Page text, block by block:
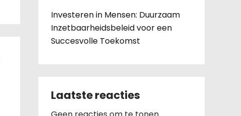
Investeren in Mensen: Duurzaam
Inzetbaarheidsbeleid voor een
Succesvolle Toekomst
Laatste reacties